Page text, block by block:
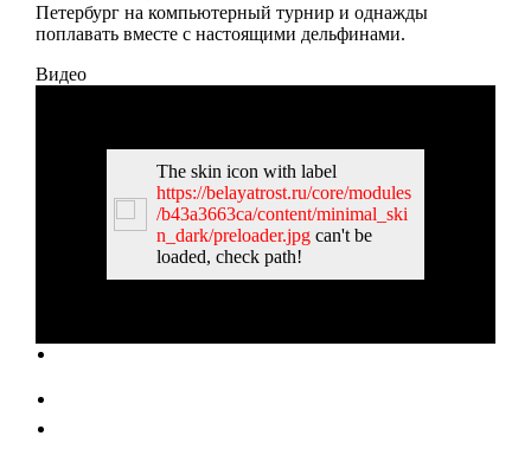
Петербург на компьютерный турнир и однажды
поплавать вместе с настоящими дельфинами.
Видео
The skin icon with label
https://belayatrost.ru/core/modules
/b43a3663ca/content/minimal_ski
n_dark/preloader.jpg can't be
loaded, check path!